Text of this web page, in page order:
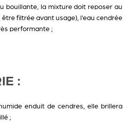
bouillante, la mixture doit reposer au
filtrée avant usage), l’eau cendrée
performante ;
:
enduit de cendres, elle brillera
;